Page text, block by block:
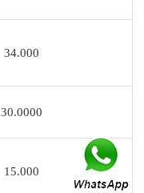
34.000
30.0000
15.000